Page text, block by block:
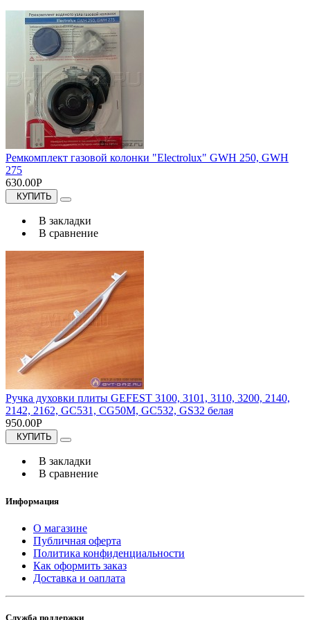
Ремкомплект газовой колонки "Electrolux" GWH 250, GWH
275
630.00Р
КУПИТЬ
В закладки
В сравнение
Ручка духовки плиты GEFEST 3100, 3101, 3110, 3200, 2140,
2142, 2162, GC531, CG50M, GC532, GS32 белая
950.00Р
КУПИТЬ
В закладки
В сравнение
Информация
О магазине
Публичная оферта
Политика конфиденциальности
Как оформить заказ
Доставка и оаплата
Служба поддержки